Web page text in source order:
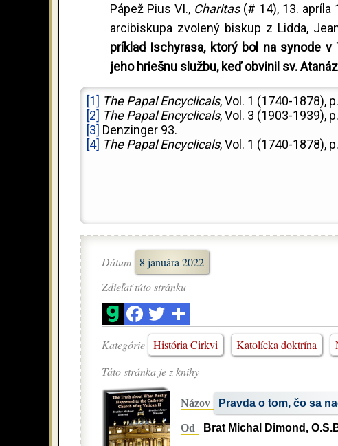
Pápež Pius VI., Charitas (# 14), 13. apríla
arcibiskupa zvolený biskup z Lidda,
príklad Ischyrasa, ktorý bol na synode
jeho hriešnu službu, keď obvinil sv.
[1] The Papal Encyclicals, Vol. 1 (1740-1878),
[2] The Papal Encyclicals, Vol. 3 (1903-1939),
[3] Denzinger 93.
[4] The Papal Encyclicals, Vol. 1 (1740-1878),
Dátum
8 januára 2022
Zdieľať túto stránku
Kategórie História Cirkvi Katolícka doktrína
Táto stránka je z knihy
Názov Pravda o tom, čo sa
Od Brat Michal Dimond,